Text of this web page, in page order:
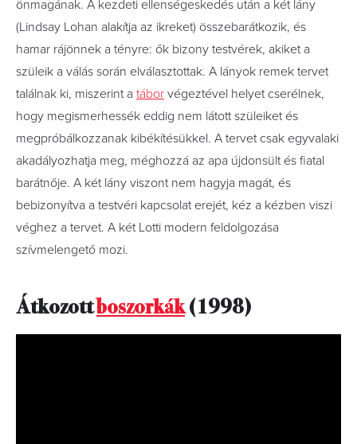
önmagának. A kezdeti ellenségeskedés után a két lány
(Lindsay Lohan alakítja az ikreket) összebarátkozik, és
hamar rájönnek a tényre: ők bizony testvérek, akiket a
szüleik a válás során elválasztottak. A lányok remek tervet
találnak ki, miszerint a tábor végeztével helyet cserélnek,
hogy megismerhessék eddig nem látott szüleiket és
megpróbálkozzanak kibékítésükkel. A tervet csak egyvalaki
akadályozhatja meg, méghozzá az apa újdonsült és fiatal
barátnője. A két lány viszont nem hagyja magát, és
bebizonyítva a testvéri kapcsolat erejét, kéz a kézben viszi
véghez a tervet. A két Lotti modern feldolgozása
szívmelengető mozi.
Átkozottboszorkák(1998)